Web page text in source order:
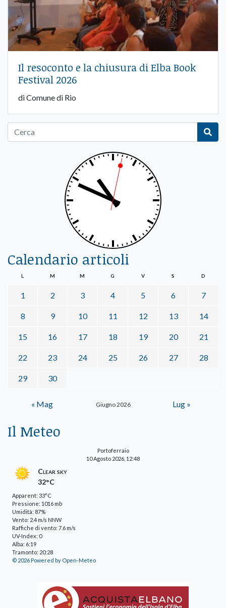
Il resoconto e la chiusura di Elba Book
Festival 2026
di Comune di Rio
Calendario articoli
Giugno 2026
L M M G V S D
1 2 3 4 5 6 7
8 9 10 11 12 13 14
15 16 17 18 19 20 21
22 23 24 25 26 27 28
29 30
« Mag Lug »
Il Meteo
Portoferraio
10 Agosto 2026, 12:48
Clear sky
32°C
Apparent: 33°C
Pressione: 1016 mb
Umidità: 87%
Vento: 2.4 m/s NNW
Raffiche di vento: 7.6 m/s
UV-Index: 0
Alba: 6:19
Tramonto: 20:28
© 2026 Powered by Open-Meteo